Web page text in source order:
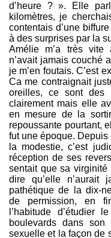
d’heure ? ». Elle
kilomètres, je
contentais d’une
à des surprises par la
Amélie m’a très vite
n’avait jamais couché
je m’en foutais. C’est
Ca me contraignait
oreilles, ce sont des
clairement mais elle
en mesure de la
repoussante pourtant,
fut une époque.
la modestie, c’est
réception de ses
sentait que sa
dire qu’elle n’aurait
pathétique de la dix-
de permission, en
l’habitude d’étudier
boulevards dans
sexuelle et la façon de